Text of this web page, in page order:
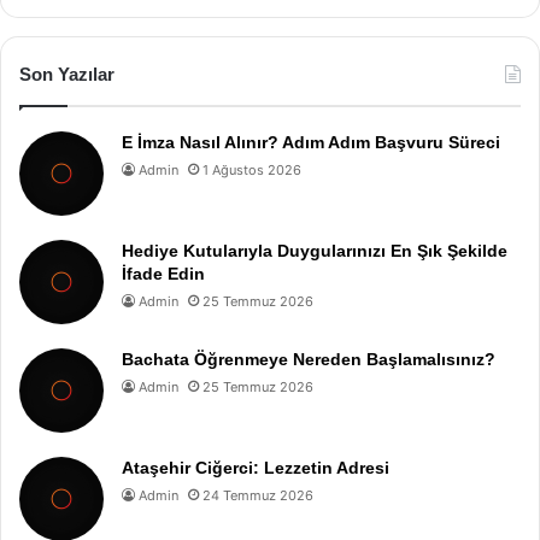
Son Yazılar
E İmza Nasıl Alınır? Adım Adım Başvuru Süreci
Admin 1 Ağustos 2026
Hediye Kutularıyla Duygularınızı En Şık Şekilde
İfade Edin
Admin 25 Temmuz 2026
Bachata Öğrenmeye Nereden Başlamalısınız?
Admin 25 Temmuz 2026
Ataşehir Ciğerci: Lezzetin Adresi
Admin 24 Temmuz 2026